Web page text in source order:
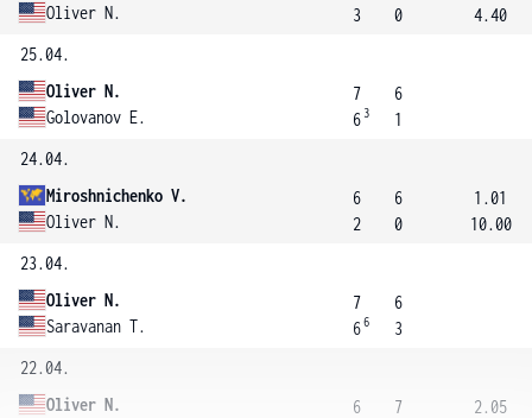
Oliver N.
3
0
4.40
25.04.
Oliver N.
Golovanov E.
7
6 3
6
1
24.04.
Miroshnichenko V.
Oliver N.
6
2
6
0
1.01
10.00
23.04.
Oliver N.
Saravanan T.
7
66
6
3
22.04.
Oliver N.
6
7
2.05